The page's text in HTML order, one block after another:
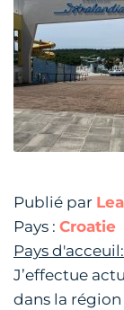
Publié par
Pays : Croatie
Pays d'acceuil:
J’effectue
dans la